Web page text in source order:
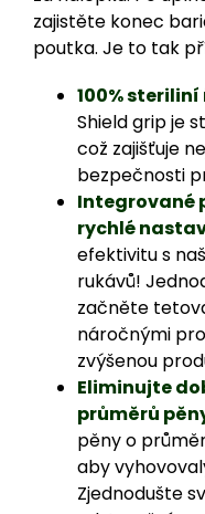
zajistěte konec
poutka. Je to tak
100% steriliní
Shield grip je
což zajišťuje
bezpečnosti
Integrované
rychlé
efektivitu s
rukávů!
začněte
náročnými
zvýšenou
Eliminujte
průměrů
pěny o
aby
Zjednodušte